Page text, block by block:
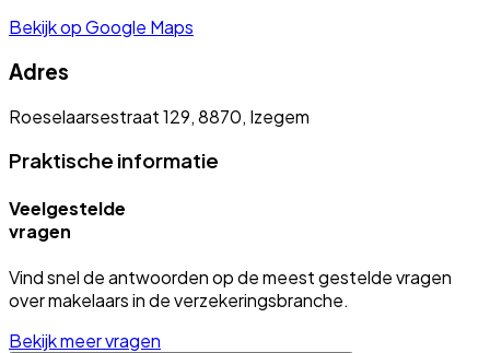
Bekijk op Google Maps
Adres
Roeselaarsestraat 129, 8870, Izegem
Praktische informatie
Veelgestelde
vragen
Vind snel de antwoorden op de meest gestelde vragen
over makelaars in de verzekeringsbranche.
Bekijk meer vragen